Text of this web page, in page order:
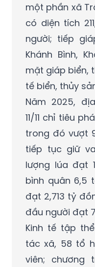
một phần xã
có diện tích
người; tiếp
Khánh Bình,
mặt giáp biển,
tế biển, thủy
Năm 2025,
11/11 chỉ tiêu
trong đó vượt
tiếp tục giữ
lượng lúa đạt
bình quân 6,5
đạt 2,713 tỷ
đầu người đạt
Kinh tế tập
tác xã, 58 tổ
viên; chương